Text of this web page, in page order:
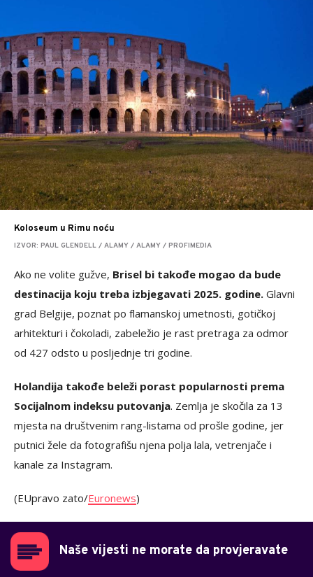
Koloseum u Rimu noću
IZVOR: PAUL GLENDELL / ALAMY / ALAMY / PROFIMEDIA
Ako ne volite gužve, Brisel bi takođe mogao da bude
destinacija koju treba izbjegavati 2025. godine. Glavni
grad Belgije, poznat po flamanskoj umetnosti, gotičkoj
arhitekturi i čokoladi, zabeležio je rast pretraga za odmor
od 427 odsto u posljednje tri godine.
Holandija takođe beleži porast popularnosti prema
Socijalnom indeksu putovanja. Zemlja je skočila za 13
mjesta na društvenim rang-listama od prošle godine, jer
putnici žele da fotografišu njena polja lala, vetrenjače i
kanale za Instagram.
(EUpravo zato/Euronews)
Naše vijesti ne morate da provjeravate